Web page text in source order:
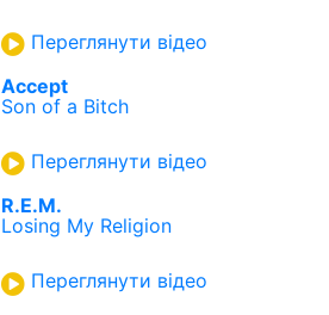
Переглянути відео
Accept
Son of a Bitch
Переглянути відео
R.E.M.
Losing My Religion
Переглянути відео